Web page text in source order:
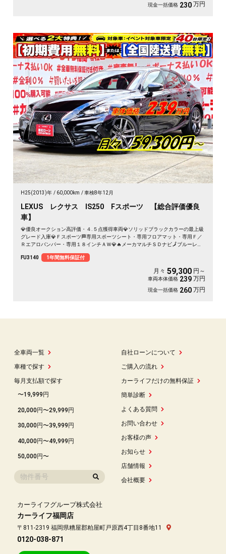
現金一括価格 230 万円
H25(2013)年 60,000km 車検8年12月
LEXUS レクサス IS250 Fスポーツ 【総合評価優良
車】
💎優良オークション高評価・４.５点獲得車両💎ソリッドブラックカラーの最上級
グレード入庫💎Ｆスポーツ🏁専用スポーツシート・専用フロアマット・専用Ｆ／
Ｒエアロバンパー・専用１８インチＡＷ💎🔥メーカマルチＳＤナビ🗾ブルーレイ
なシフトチェンジが可能🏁😊内外装程度良好🌈月々５万円台～ＯＫ🚗
FU3140 1年間無料保証付
月々 59,300 円～
車両本体価格 239 万円
現金一括価格 260 万円
全車両一覧
車種で探す
毎月支払額で探す
〜19,999円
20,000円〜29,999円
30,000円〜39,999円
40,000円〜49,999円
50,000円〜
自社ローンについて
ご購入の流れ
カーライフだけの無料保証
簡単診断
よくある質問
お問い合わせ
お客様の声
お知らせ
店舗情報
会社概要
カーライフグループ株式会社
カーライフ福岡店
〒811-2319 福岡県糟屋郡粕屋町戸原西4丁目8番地11
0120-038-871